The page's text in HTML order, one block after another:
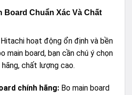
Board Chuẩn Xác Và Chất
hoạt động ổn định và bền
main board, bạn cần chú ý chọn
chất lượng cao.
chính hãng:Bo main board